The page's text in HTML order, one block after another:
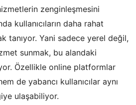
zenginleşmesini
kullanıcıların daha rahat
tanıyor. Yani sadece yerel değil,
sunmak, bu alandaki
Özellikle online platformlar
de yabancı kullanıcılar aynı
ulaşabiliyor.